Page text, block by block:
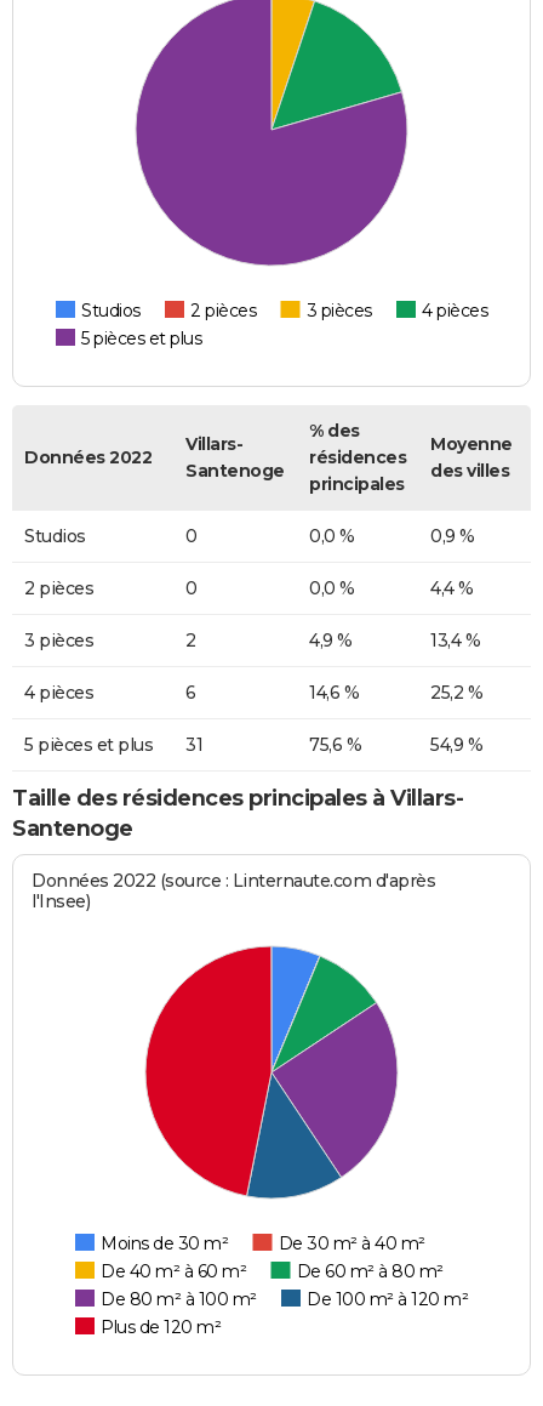
Studios 2 pièces 3 pièces
4 pièces
5 pièces et plus
Données 2022
Villars-
Santenoge
% des
résidences
principales
Moyenne
des villes
Studios 0 0,0 % 0,9 %
2 pièces 0 0,0 % 4,4 %
3 pièces 2 4,9 % 13,4 %
4 pièces 6 14,6 % 25,2 %
5 pièces et plus 31 75,6 % 54,9 %
Taille des résidences principales à Villars-
Santenoge
Données 2022 (source : Linternaute.com d'après
l'Insee)
Moins de 30 m²
De 30 m² à 40 m²
De 40 m² à 60 m²
De 60 m² à 80 m²
De 80 m² à 100 m²
De 100 m² à 120 m²
Plus de 120 m²